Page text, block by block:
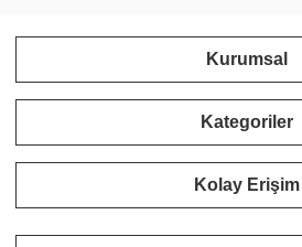
Kurumsal
Kategoriler
Kolay Erişim